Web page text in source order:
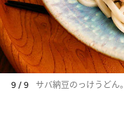
9 / 9 サバ納豆のっけうどん。